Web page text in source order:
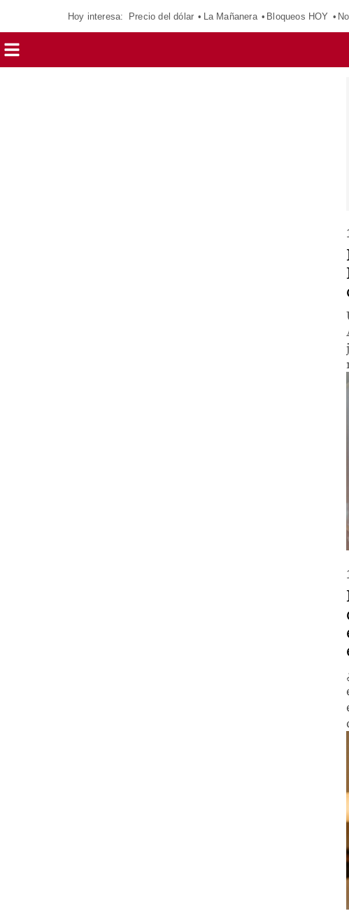
Hoy interesa: Precio del dólar La Mañanera Bloqueos HOY